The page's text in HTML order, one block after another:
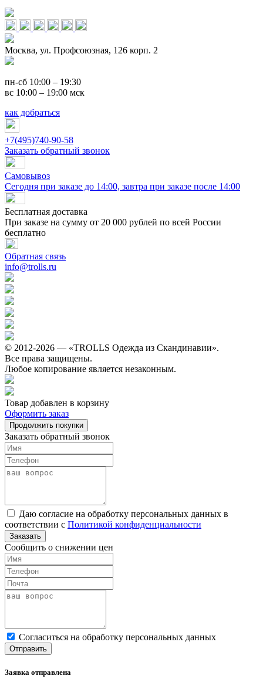
Москва, ул. Профсоюзная, 126 корп. 2
пн-сб 10:00 – 19:30
вс 10:00 – 19:00 мск
как добраться
+7(495)740-90-58
Заказать обратный звонок
Самовывоз
Сегодня при заказе до 14:00, завтра при заказе после 14:00
Бесплатная доставка
При заказе на сумму от 20 000 рублей по всей России
бесплатно
Обратная связь
info@trolls.ru
© 2012-2026 — «TROLLS Одежда из Скандинавии».
Все права защищены.
Любое копирование является незаконным.
Товар добавлен в корзину
Оформить заказ
Продолжить покупки
Заказать обратный звонок
Даю согласие на обработку персональных данных в
соответствии с Политикой конфиденциальности
Заказать
Сообщить о снижении цен
Cогласиться на обработку персональных данных
Отправить
Заявка отправлена